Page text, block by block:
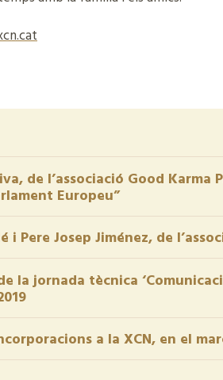
de l’associació Good
Europeu”
i Pere Josep Jiménez, de
la jornada tècnica
a la XCN, en el